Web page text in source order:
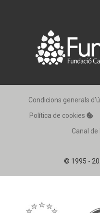
© 1995 -
Condicions generals
Política de cookies
Canal